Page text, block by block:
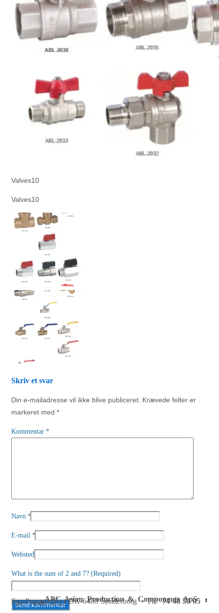
Valves10
Valves10
Skriv et svar
Din e-mailadresse vil ikke blive publiceret. Krævede felter er
markeret med *
Kommentar *
Navn *
E-mail *
Websted
What is the sum of 2 and 7? (Required)
APC Asian Production & Components ApS•
Sundkrogen 35 • DK-6400 Sønderborg • Tlf:74 48 50 05•
Fax: 74 48 50 45